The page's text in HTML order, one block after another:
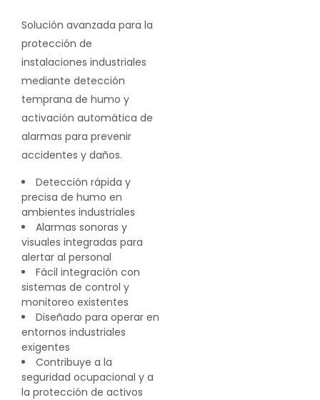
Solución avanzada para la
protección de
instalaciones industriales
mediante detección
temprana de humo y
activación automática de
alarmas para prevenir
accidentes y daños.
Detección rápida y
precisa de humo en
ambientes industriales
Alarmas sonoras y
visuales integradas para
alertar al personal
Fácil integración con
sistemas de control y
monitoreo existentes
Diseñado para operar en
entornos industriales
exigentes
Contribuye a la
seguridad ocupacional y a
la protección de activos